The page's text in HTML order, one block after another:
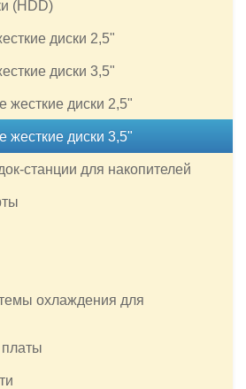
(HDD)
диски 2,5"
диски 3,5"
жесткие диски 2,5"
жесткие диски 3,5"
станции для накопителей
охлаждения для